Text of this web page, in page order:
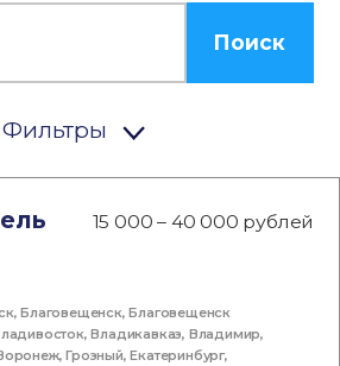
Поиск
Фильтры
15 000 – 40 000 рублей
,Благовещенск,Благовещенск
,Владикавказ, Владимир,
,Грозный,Екатеринбург,